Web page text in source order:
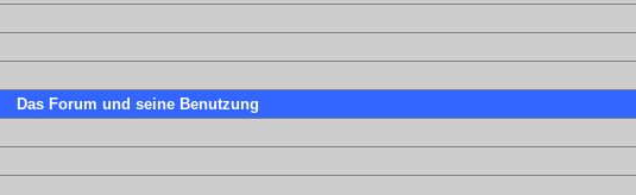
Das Forum und seine Benutzung